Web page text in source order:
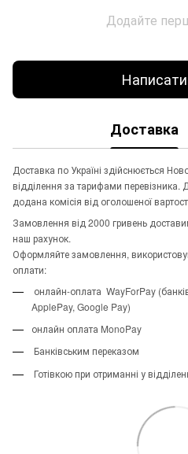
Додайте
Написати
Доставка
Доставка по Україні здійснюється
відділення за тарифами
додана комісія від оголошеної
Замовлення від 2000 гривень
наш рахунок.
Оформляйте замовлення,
оплати:
онлайн-оплата WayForPay
ApplePay, Google Pay)
онлайн оплата MonoPay
Банківським переказом
Готівкою при отриманні у